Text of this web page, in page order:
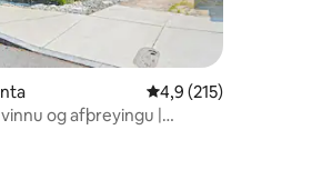
umsagnir
4,9 af 5 í
4,9 (215)
og afþreyingu |